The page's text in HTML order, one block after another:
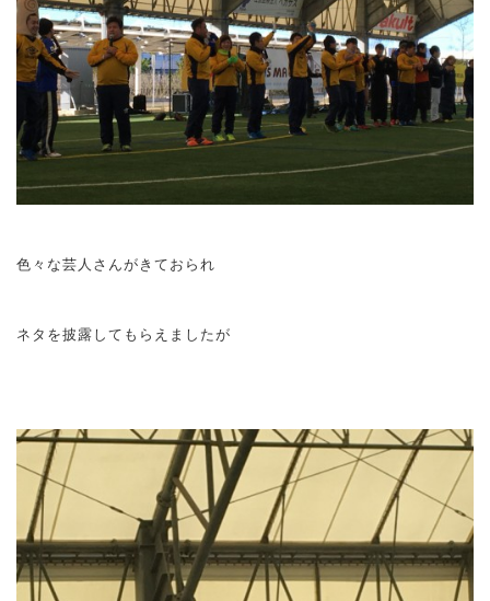
色々な芸人さんがきておられ
ネタを披露してもらえましたが